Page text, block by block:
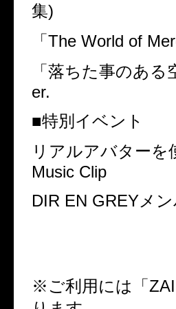
集)
「 The World of
「落ちた事のある
er.
■特別イベント
リアルアバターを
Music Clip
DIR EN GREYメ
※ご利用には「